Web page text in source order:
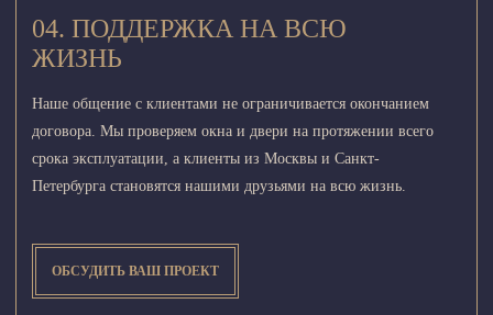
04. ПОДДЕРЖКА НА ВСЮ
ЖИЗНЬ
Наше общение с клиентами не ограничивается окончанием
договора. Мы проверяем окна и двери на протяжении всего
срока эксплуатации, а клиенты из Москвы и Санкт-
Петербурга становятся нашими друзьями на всю жизнь.
ОБСУДИТЬ ВАШ ПРОЕКТ